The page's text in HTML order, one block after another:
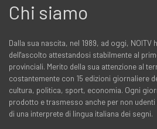
Chi siamo
Dalla sua nascita, nel 1989, ad oggi, NOITV
dell'ascolto attestandosi stabilmente al
provinciali. Merito della sua attenzione al
costantemente con 15 edizioni giornaliere
cultura, politica, sport, economia. Ogni
prodotto e trasmesso anche per non
di una interprete di lingua italiana dei segni.